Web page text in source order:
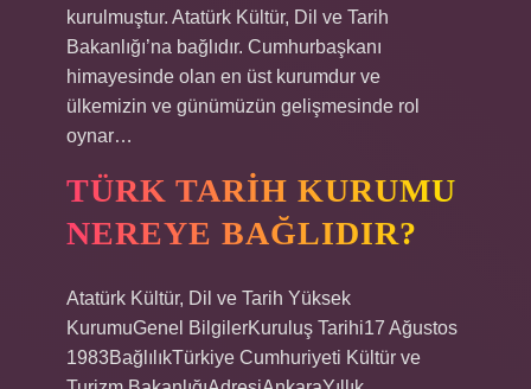
kurulmuştur. Atatürk Kültür, Dil ve Tarih
Bakanlığı’na bağlıdır. Cumhurbaşkanı
himayesinde olan en üst kurumdur ve
ülkemizin ve günümüzün gelişmesinde rol
oynar…
TÜRK TARIH KURUMU
NEREYE BAĞLIDIR?
Atatürk Kültür, Dil ve Tarih Yüksek
KurumuGenel BilgilerKuruluş Tarihi17 Ağustos
1983BağlılıkTürkiye Cumhuriyeti Kültür ve